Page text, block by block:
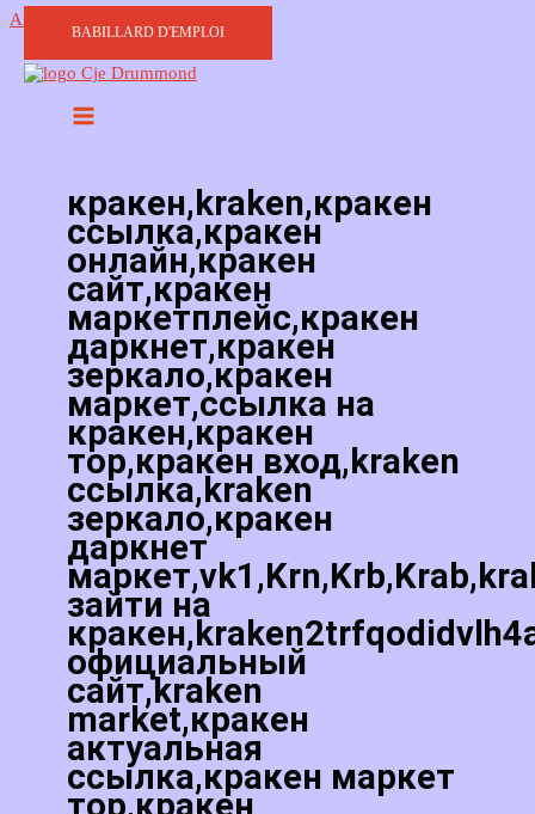
Aller au contenu
BABILLARD D'EMPLOI
кракен,kraken,кракен
ссылка,кракен
онлайн,кракен
сайт,кракен
маркетплейс,кракен
даркнет,кракен
зеркало,кракен
маркет,ссылка на
кракен,кракен
тор,кракен вход,kraken
ссылка,kraken
зеркало,кракен
даркнет
зайти на
официальный
сайт,kraken
market,кракен
актуальная
ссылка,кракен маркет
тор,кракен